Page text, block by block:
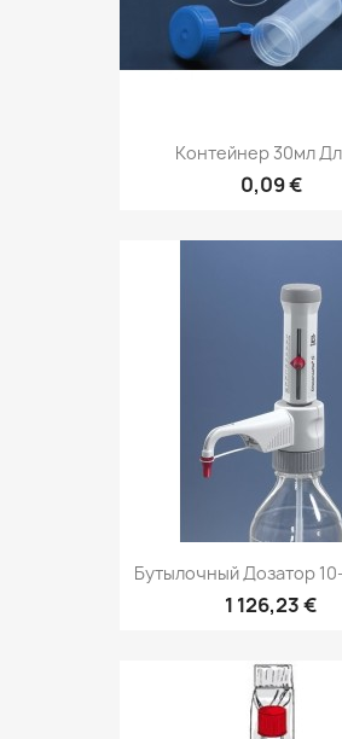
Контейнер 30мл
0,09 €
Бутылочный Дозатор
1 126,23 €